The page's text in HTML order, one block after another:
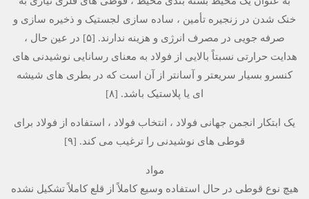
خنک شدن در زنجیره تأمین ، ساده سازی لجستیک و ذخیره سازی و
صرفه جویی در مصرف انرژی و هزینه ندارند. [۵] در عین حال ،
هدایت حرارتی نسبتاً بالایی از فولاد به معنای رسانایی نوشیدنی های
کنسرو بسیار سریعتر و آسانتر از آن است که در بطری های شیشه
ای یا پلاستیک باشد. [۸]
یک ابتکار انجمن جهانی فولاد ، انتخاب فولاد ، استفاده از فولاد برای
قوطی های نوشیدنی را ترغیب می کند. [۹]
مواد
هیچ نوع قوطی در حال استفاده وسیع کاملاً از قلع کاملاً تشکیل نشده